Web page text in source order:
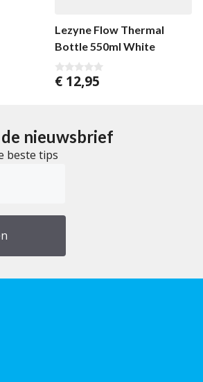
Lezyne Flow Thermal
Bottle 550ml White
0
v
€ 12,95
nieuwsbrief
beste tips